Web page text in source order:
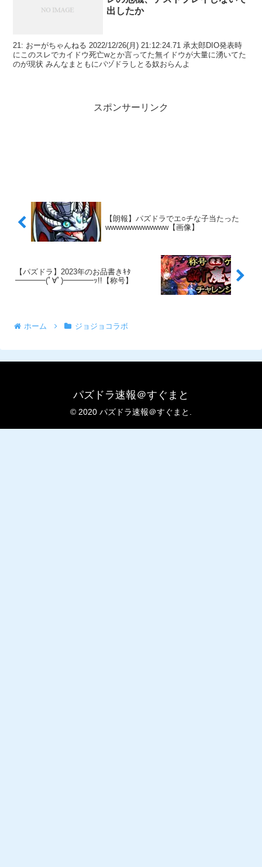
出したか
21: おーがちゃんねる 2022/12/26(月) 21:12:24.71 承太郎DIO発表時
にこのスレでカイドウ死亡wとか言ってた無イドウが大量に湧いてた
のが現状 みんなまともにパヅドラしとる奴おらんよ
スポンサーリンク
【朗報】パズドラでエ○チな子当たった
wwwwwwwwwwww【画像】
【パズドラ】2023年のお品書きｷﾀ
━━━━(ﾟ∀ﾟ)━━━━ｯ!!【称号】
ホーム ジョジョコラボ
パズドラ速報＠すぐまと
© 2020 パズドラ速報＠すぐまと.